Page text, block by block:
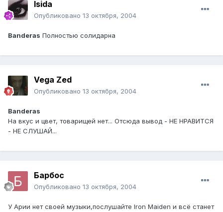
Isida
Опубликовано 13 октября, 2004
Banderas Полностью солидарна
Vega Zed
Опубликовано 13 октября, 2004
Banderas
На вкус и цвет, товарищей нет... Отсюда вывод - НЕ НРАВИТСЯ
- НЕ СЛУШАЙ...
Барбос
Опубликовано 13 октября, 2004
У Арии нет своей музыки,послушайте Iron Maiden и всё станет